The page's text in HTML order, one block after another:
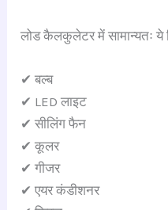
लोड कैलकुलेटर में सामान्यतः ये
✔ बल्ब
✔ LED लाइट
✔ सीलिंग फैन
✔ कूलर
✔ गीजर
✔ एयर कंडीशनर